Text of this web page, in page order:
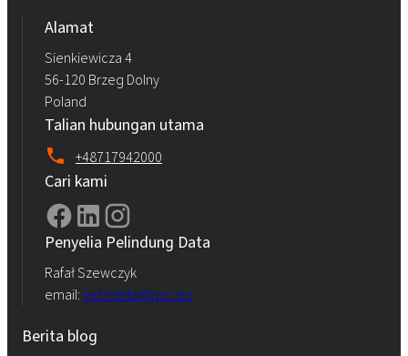
Alamat
Sienkiewicza 4
56-120 Brzeg Dolny
Poland
Talian hubungan utama
+48717942000
Cari kami
Penyelia Pelindung Data
Rafał Szewczyk
email: iod.rokita@pcc.eu
Berita blog